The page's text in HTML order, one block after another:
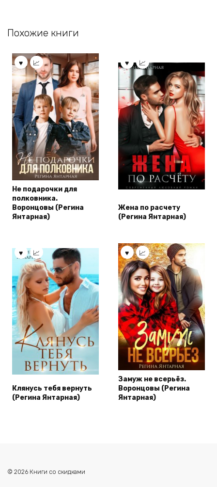
Похожие книги
Не подарочки для
полковника.
Воронцовы (Регина
Янтарная)
Жена по расчету
(Регина Янтарная)
Клянусь тебя вернуть
(Регина Янтарная)
Замуж не всерьёз.
Воронцовы (Регина
Янтарная)
© 2026 Книги со скидками